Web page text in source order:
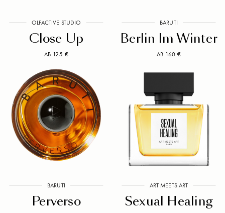
OLFACTIVE STUDIO
Close Up
AB 125 €
BARUTI
Berlin Im Winter
AB 160 €
BARUTI
Perverso
ART MEETS ART
Sexual Healing